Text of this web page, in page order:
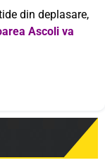
din deplasare,
Ascoli va